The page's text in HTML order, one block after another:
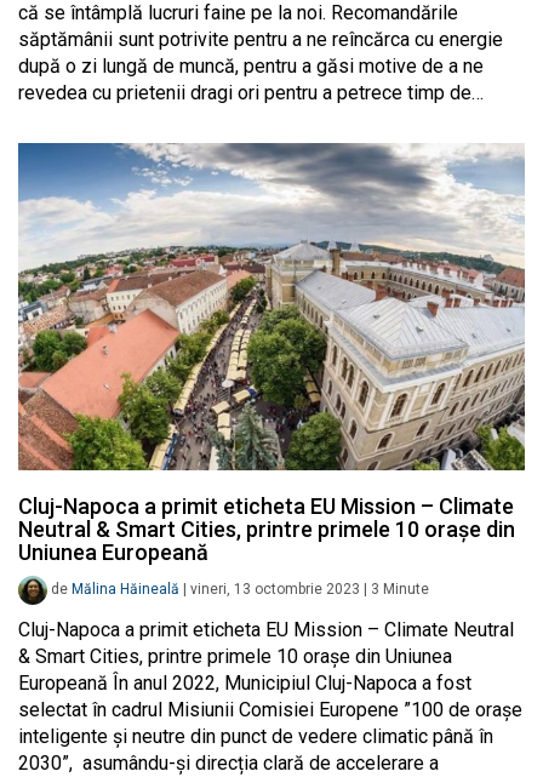
că se întâmplă lucruri faine pe la noi. Recomandările
săptămânii sunt potrivite pentru a ne reîncărca cu energie
după o zi lungă de muncă, pentru a găsi motive de a ne
revedea cu prietenii dragi ori pentru a petrece timp de…
Cluj-Napoca a primit eticheta EU Mission – Climate
Neutral & Smart Cities, printre primele 10 orașe din
Uniunea Europeană
de Mălina Hăineală vineri, 13 octombrie 2023 3 Minute
Cluj-Napoca a primit eticheta EU Mission – Climate Neutral
& Smart Cities, printre primele 10 orașe din Uniunea
Europeană În anul 2022, Municipiul Cluj-Napoca a fost
selectat în cadrul Misiunii Comisiei Europene ”100 de orașe
inteligente și neutre din punct de vedere climatic până în
2030”, asumându-și direcția clară de accelerare a